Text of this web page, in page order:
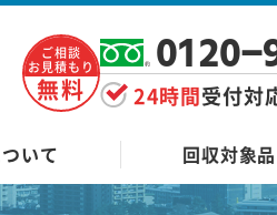
ご相談
お見積もり
無料
0120-
24時間受付対
いて 回収対象